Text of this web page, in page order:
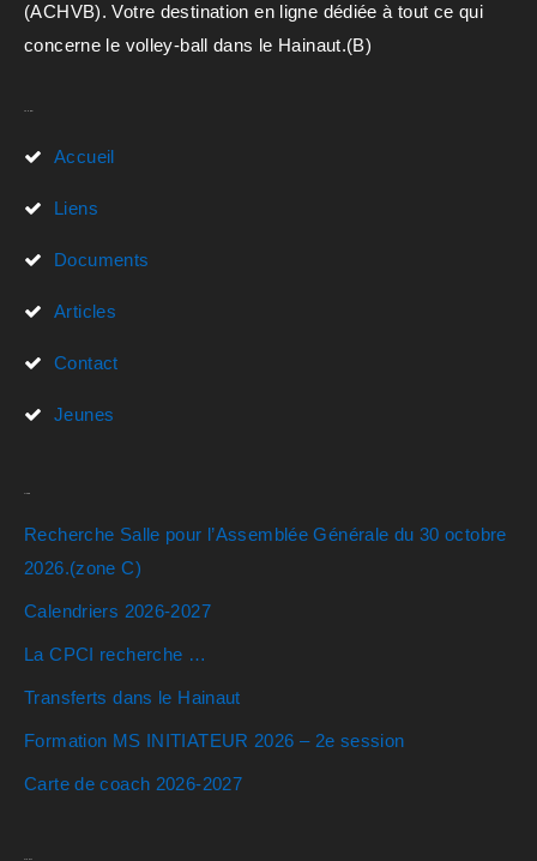
(ACHVB). Votre destination en ligne dédiée à tout ce qui
concerne le volley-ball dans le Hainaut.(B)
Accueil
Liens
Documents
Articles
Contact
Jeunes
Recherche Salle pour l’Assemblée Générale du 30 octobre
2026.(zone C)
Calendriers 2026-2027
La CPCI recherche …
Transferts dans le Hainaut
Formation MS INITIATEUR 2026 – 2e session
Carte de coach 2026-2027